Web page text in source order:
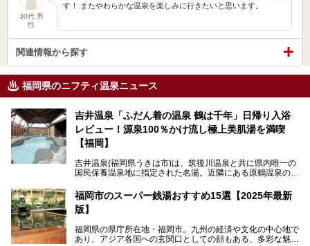
30代 男
性
す！ またやわらかな温泉を楽しみに行きたいと思います。
関連情報から探す
福岡県のニフティ温泉ニュース
吉井温泉「ふだん着の温泉 鶴は千年」日帰り入浴
レビュー！源泉100％かけ流し極上美肌湯を満喫
【福岡】
吉井温泉(福岡県うきは市)は、筑後川温泉と共に県内唯一の
国民保養温泉地に指定された名湯。近隣にある原鶴温泉の観
す。
「ふだん着の温泉 鶴は千年」は、吉井温泉にある日帰り入
住民や温泉ファンに愛され続けています。今回は筆者自ら日
帰り入浴し、自慢の温泉を中心に詳細レビューします！
福岡市のスーパー銭湯おすすめ15選【2025年最新
版】
福岡県の県庁所在地・福岡市。九州の経済や文化の中心地で
あり、アジア各国への玄関口としての顔もある、多彩な魅力